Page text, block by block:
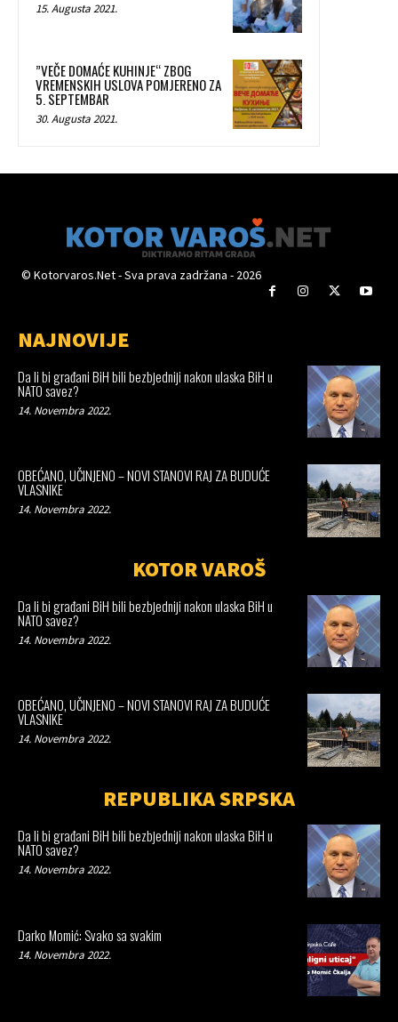
15. Augusta 2021.
”VEČE DOMAĆE KUHINJE“ ZBOG
VREMENSKIH USLOVA POMJERENO ZA
5. SEPTEMBAR
30. Augusta 2021.
© Kotorvaros.Net - Sva prava zadržana - 2026
NAJNOVIJE
Da li bi građani BiH bili bezbjedniji nakon ulaska BiH u
NATO savez?
14. Novembra 2022.
OBEĆANO, UČINJENO – NOVI STANOVI RAJ ZA BUDUĆE
VLASNIKE
14. Novembra 2022.
KOTOR VAROŠ
Da li bi građani BiH bili bezbjedniji nakon ulaska BiH u
NATO savez?
14. Novembra 2022.
OBEĆANO, UČINJENO – NOVI STANOVI RAJ ZA BUDUĆE
VLASNIKE
14. Novembra 2022.
REPUBLIKA SRPSKA
Da li bi građani BiH bili bezbjedniji nakon ulaska BiH u
NATO savez?
14. Novembra 2022.
Darko Momić: Svako sa svakim
14. Novembra 2022.